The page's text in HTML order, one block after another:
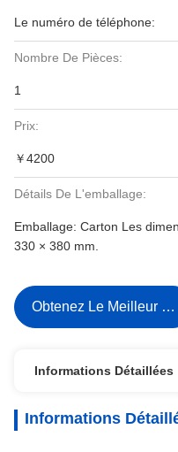
Le numéro de téléphone:
Nombre De Pièces:
1
Prix:
￥4200
Détails De L'emballage:
Emballage: Carton Les
330 × 380 mm.
Obtenez Le Meilleur Prix
Informations Détaillées
Informations